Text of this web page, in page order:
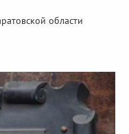
области